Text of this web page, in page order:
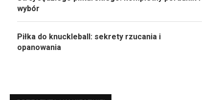
wybór
Piłka do knuckleball: sekrety rzucania i
opanowania